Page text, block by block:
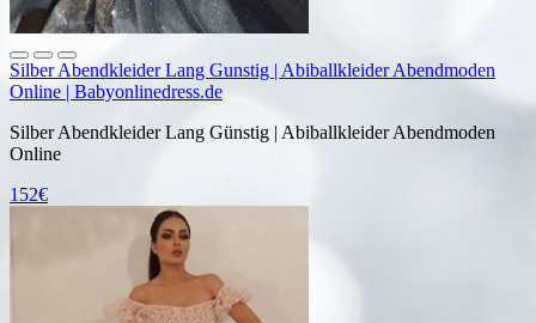
Silber Abendkleider Lang Gunstig | Abiballkleider Abendmoden
Online | Babyonlinedress.de
Silber Abendkleider Lang Günstig | Abiballkleider Abendmoden
Online
152€